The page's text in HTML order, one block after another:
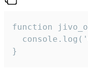
function
}